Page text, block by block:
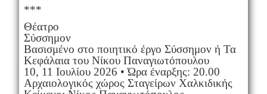
***
Θέατρο
Σύσσημον
Βασισμένο στο ποιητικό έργο Σύσσημον ή Τα
Κεφάλαια του Νίκου Παναγιωτόπουλου
10, 11 Ιουλίου 2026 • Ώρα έναρξης: 20.00
Αρχαιολογικός χώρος Σταγείρων Χαλκιδικής